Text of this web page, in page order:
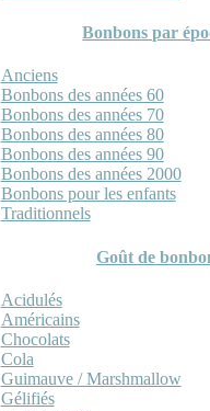
Bonbons par
Anciens
Bonbons des années 60
Bonbons des années 70
Bonbons des années 80
Bonbons des années 90
Bonbons des années 2000
Bonbons pour les enfants
Traditionnels
Goût de
Acidulés
Américains
Chocolats
Cola
Guimauve / Marshmallow
Gélifiés